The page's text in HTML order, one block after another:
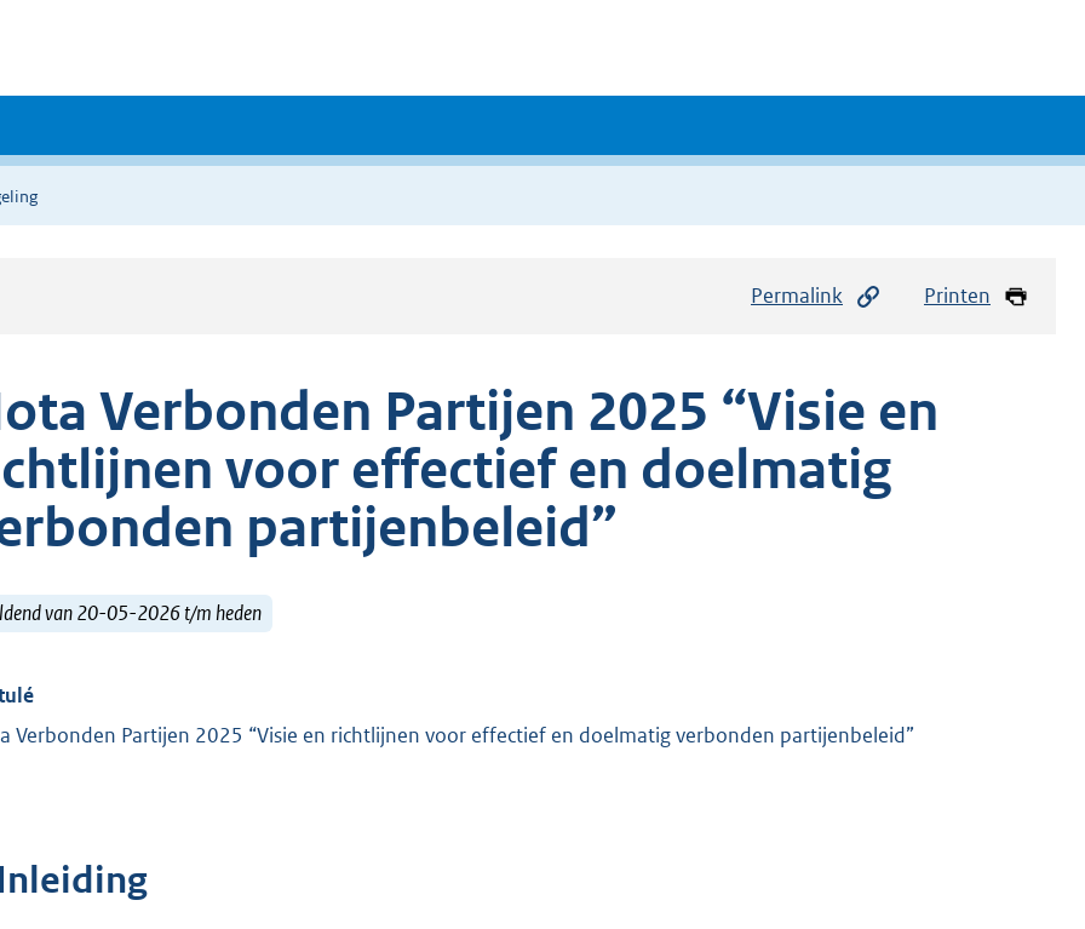
Permalink Printen
Verbonden Partijen 2025 “Visie en
voor effectief en doelmatig
partijenbeleid”
van 20-05-2026 t/m heden
Verbonden Partijen 2025 “Visie en richtlijnen voor effectief en doelmatig verbonden partijenbeleid”